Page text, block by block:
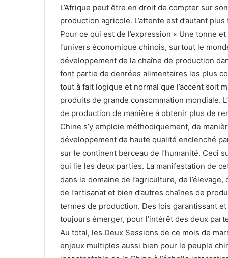
L’Afrique peut être en droit de compter sur
production agricole. L’attente est d’autant
Pour ce qui est de l’expression « Une tonne
l’univers économique chinois, surtout le
développement de la chaîne de production
font partie de denrées alimentaires les plus
tout à fait logique et normal que l’accent soit
produits de grande consommation mondiale.
de production de manière à obtenir plus de
Chine s’y emploie méthodiquement, de
développement de haute qualité enclenché
sur le continent berceau de l’humanité. Ceci
qui lie les deux parties. La manifestation de
dans le domaine de l’agriculture, de
de l’artisanat et bien d’autres chaînes de
termes de production. Des lois garantissant
toujours émerger, pour l’intérêt des deux
Au total, les Deux Sessions de ce mois de
enjeux multiples aussi bien pour le peuple